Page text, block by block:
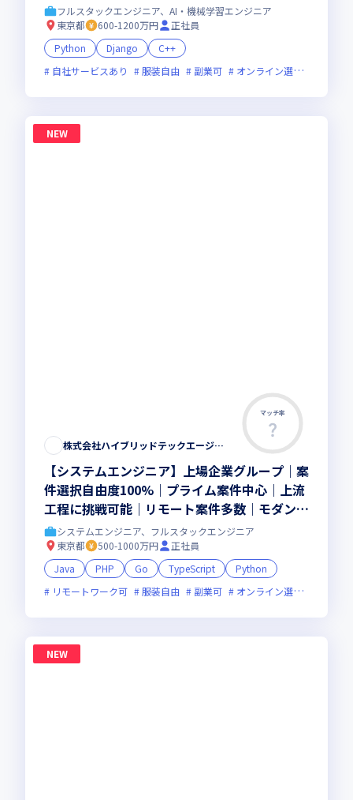
新する最先端開発をお任せします
フルスタックエンジニア、AI・機械学習エンジニア
東京都
600-1200万円
正社員
Python
Django
C++
自社サービスあり
服装自由 副業可 オンライン選考可
NEW
マッチ率
株式会社ハイブリッドテックエージェント
【システムエンジニア】上場企業グループ｜案
件選択自由度100%｜プライム案件中心｜上流
工程に挑戦可能｜リモート案件多数｜モダン開
発｜カジュアル面談OK
システムエンジニア、フルスタックエンジニア
東京都
500-1000万円
正社員
Java
PHP Go TypeScript
Python
リモートワーク可
服装自由 副業可 オンライン選考可
NEW